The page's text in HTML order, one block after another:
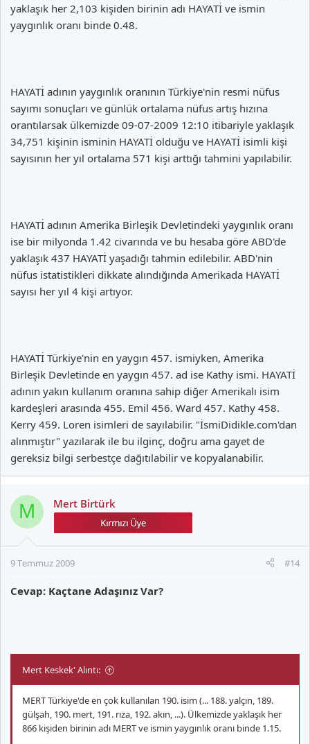
yaklaşık her 2,103 kişiden birinin adı HAYATİ ve ismin
yaygınlık oranı binde 0.48.
HAYATİ adının yaygınlık oranının Türkiye'nin resmi nüfus
sayımı sonuçları ve günlük ortalama nüfus artış hızına
orantılarsak ülkemizde 09-07-2009 12:10 itibariyle yaklaşık
34,751 kişinin isminin HAYATİ olduğu ve HAYATİ isimli kişi
sayısının her yıl ortalama 571 kişi arttığı tahmini yapılabilir.
HAYATİ adının Amerika Birleşik Devletindeki yaygınlık oranı
ise bir milyonda 1.42 civarında ve bu hesaba göre ABD'de
yaklaşık 437 HAYATİ yaşadığı tahmin edilebilir. ABD'nin
nüfus istatistikleri dikkate alındığında Amerikada HAYATİ
sayısı her yıl 4 kişi artıyor.
HAYATİ Türkiye'nin en yaygın 457. ismiyken, Amerika
Birleşik Devletinde en yaygın 457. ad ise Kathy ismi. HAYATİ
adının yakın kullanım oranına sahip diğer Amerikalı isim
kardeşleri arasında 455. Emil 456. Ward 457. Kathy 458.
Kerry 459. Loren isimleri de sayılabilir. "İsmiDidikle.com'dan
alınmıştır" yazılarak ile bu ilginç, doğru ama gayet de
gereksiz bilgi serbestçe dağıtılabilir ve kopyalanabilir.
M Mert Birtürk
9 Temmuz 2009 #14
Cevap: Kaçtane Adaşınız Var?
Mert Keskek' Alıntı:
MERT Türkiye'de en çok kullanılan 190. isim (... 188. yalçın, 189.
gülşah, 190. mert, 191. rıza, 192. akın, ...). Ülkemizde yaklaşık her
866 kişiden birinin adı MERT ve ismin yaygınlık oranı binde 1.15.